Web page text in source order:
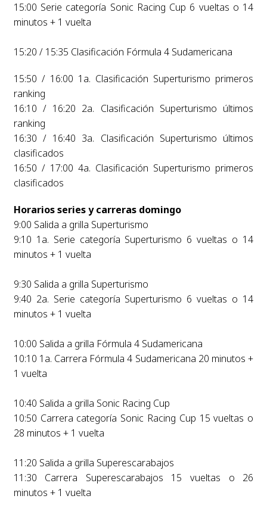
15:00 Serie categoría Sonic Racing Cup 6 vueltas o 14
minutos + 1 vuelta
15:20 / 15:35 Clasificación Fórmula 4 Sudamericana
15:50 / 16:00 1a. Clasificación Superturismo primeros
ranking
16:10 / 16:20 2a. Clasificación Superturismo últimos
ranking
16:30 / 16:40 3a. Clasificación Superturismo últimos
clasificados
16:50 / 17:00 4a. Clasificación Superturismo primeros
clasificados
Horarios series y carreras domingo
9:00 Salida a grilla Superturismo
9:10 1a. Serie categoría Superturismo 6 vueltas o 14
minutos + 1 vuelta
9:30 Salida a grilla Superturismo
9:40 2a. Serie categoría Superturismo 6 vueltas o 14
minutos + 1 vuelta
10:00 Salida a grilla Fórmula 4 Sudamericana
10:10 1a. Carrera Fórmula 4 Sudamericana 20 minutos +
1 vuelta
10:40 Salida a grilla Sonic Racing Cup
10:50 Carrera categoría Sonic Racing Cup 15 vueltas o
28 minutos + 1 vuelta
11:20 Salida a grilla Superescarabajos
11:30 Carrera Superescarabajos 15 vueltas o 26
minutos + 1 vuelta